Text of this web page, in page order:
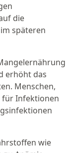
die
späteren
erhöht das
Menschen,
für Infektionen
wie